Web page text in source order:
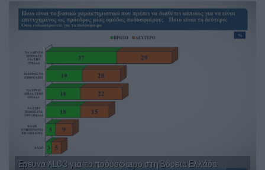
Έρευνα ALCO για το ποδόσφαιρο στη Βόρεια Ελλάδα